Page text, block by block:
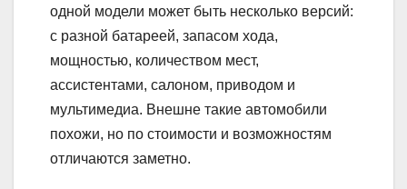
одной модели может быть несколько версий:
с разной батареей, запасом хода,
мощностью, количеством мест,
ассистентами, салоном, приводом и
мультимедиа. Внешне такие автомобили
похожи, но по стоимости и возможностям
отличаются заметно.